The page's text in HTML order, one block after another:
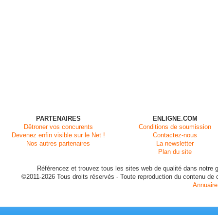
PARTENAIRES
Dêtroner vos concurents
Devenez enfin visible sur le Net !
Nos autres partenaires
ENLIGNE.COM
Conditions de soumission
Contactez-nous
La newsletter
Plan du site
Référencez et trouvez tous les sites web de qualité dans notre
©2011-2026 Tous droits réservés - Toute reproduction du contenu